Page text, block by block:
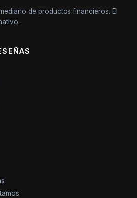
de productos financieros. El